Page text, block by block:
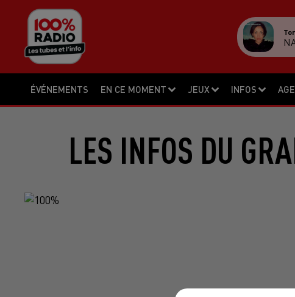
ÉVÉNEMENTS EN CE MOMENT JEUX INFOS
LES INFOS DU